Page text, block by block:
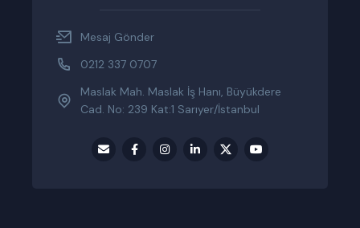
Mesaj Gönder
0212 337 0707
Maslak Mah. Maslak İş Hanı, Büyükdere
Cad. No: 239 Kat:1 Sarıyer/İstanbul